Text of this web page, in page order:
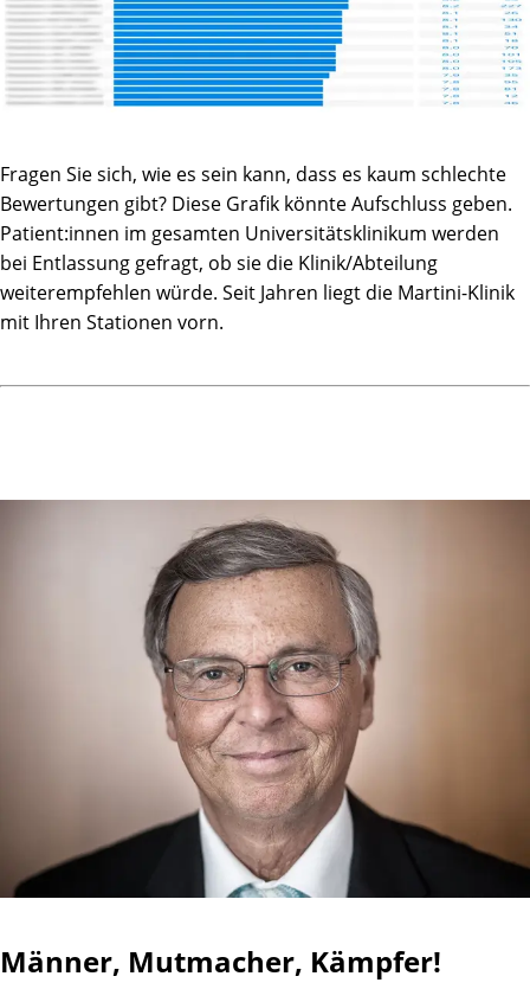
Fragen Sie sich, wie es sein kann, dass es kaum schlechte
Bewertungen gibt? Diese Grafik könnte Aufschluss geben.
Patient:innen im gesamten Universitätsklinikum werden
bei Entlassung gefragt, ob sie die Klinik/Abteilung
weiterempfehlen würde. Seit Jahren liegt die Martini-Klinik
mit Ihren Stationen vorn.
Männer, Mutmacher, Kämpfer!